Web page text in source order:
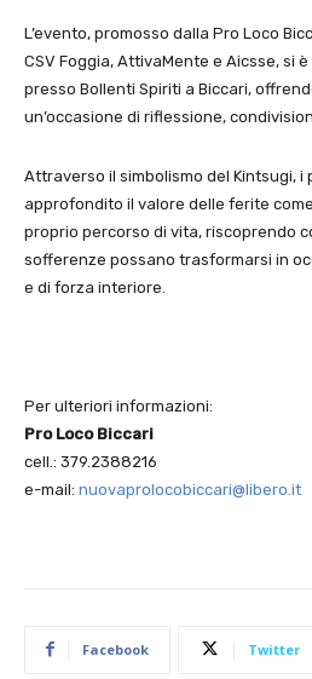
L’evento, promosso dalla Pro Loco
CSV Foggia, AttivaMente e Aicsse, si
presso Bollenti Spiriti a Biccari,
un’occasione di riflessione,
Attraverso il simbolismo del Kintsugi, i
approfondito il valore delle ferite
proprio percorso di vita, riscoprendo
sofferenze possano trasformarsi in
e di forza interiore.
Per ulteriori informazioni:
Pro Loco Biccari
cell.: 379.2388216
e-mail: nuovaprolocobiccari@libero.it
Facebook Twitter